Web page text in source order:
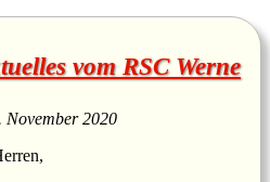
vom RSC Werne
November 2020